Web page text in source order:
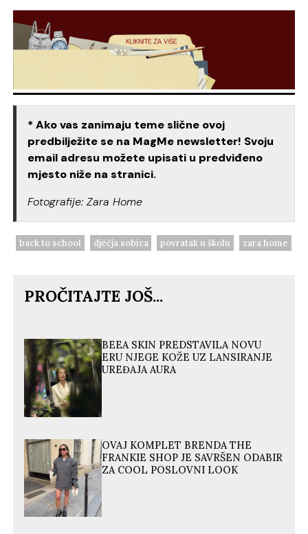
* Ako vas zanimaju teme slične ovoj
predbilježite se na MagMe newsletter! Svoju
email adresu možete upisati u predviđeno
mjesto niže na stranici.
Fotografije: Zara Home
back to school dječja sobica povratak u školu zara home
PROČITAJTE JOŠ...
BEEA SKIN PREDSTAVILA NOVU
ERU NJEGE KOŽE UZ LANSIRANJE
UREĐAJA AURA
OVAJ KOMPLET BRENDA THE
FRANKIE SHOP JE SAVRŠEN ODABIR
ZA COOL POSLOVNI LOOK